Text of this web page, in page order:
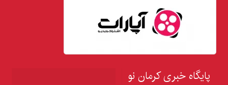
پایگاه خبری کرمان نو